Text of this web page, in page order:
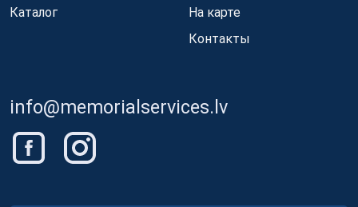
Каталог
На карте
Контакты
info@memorialservices.lv